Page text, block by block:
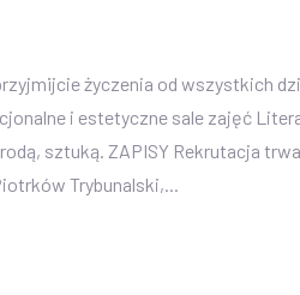
życzenia od wszystkich
i estetyczne sale zajęć
sztuką. ZAPISY Rekrutacja
Trybunalski,...